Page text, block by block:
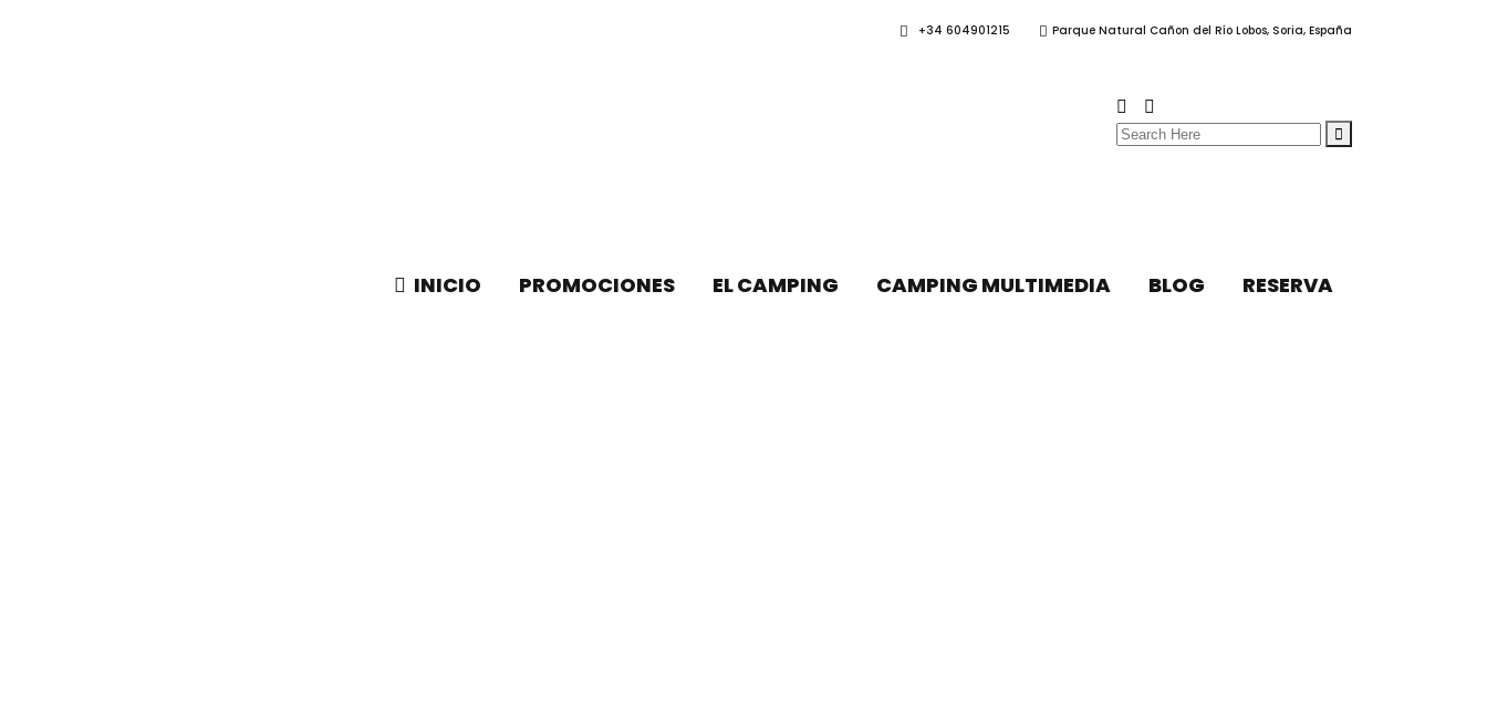
+34 604901215 Parque Natural Cañon del Río Lobos, Soria, España
Search
INICIO PROMOCIONES EL CAMPING CAMPING MULTIMEDIA BLOG RESERVA